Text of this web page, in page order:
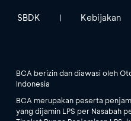
SBDK | Kebijakan
BCA berizin dan diawasi oleh
Indonesia
BCA merupakan peserta
yang dijamin LPS per Nasabah